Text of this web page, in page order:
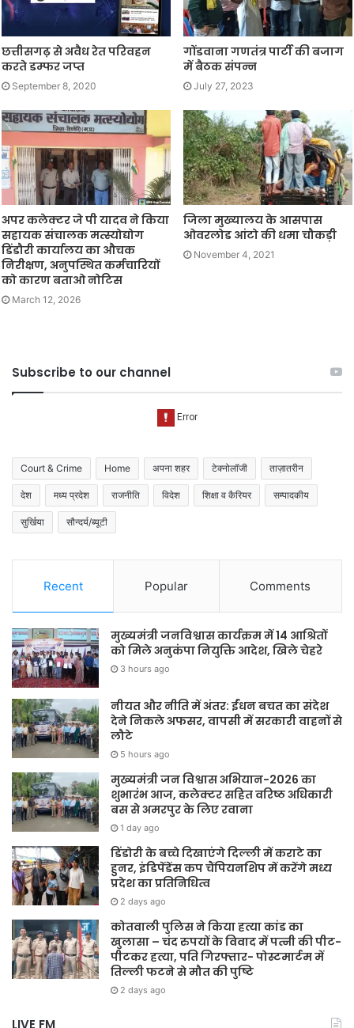
छत्तीसगढ़ से अवैध रेत परिवहन
करते डम्फर जप्त
September 8, 2020
गोंडवाना गणतंत्र पार्टी की बजाग
में बैठक संपन्न
July 27, 2023
अपर कलेक्टर जे पी यादव ने किया
सहायक संचालक मत्स्योद्योग
डिंडौरी कार्यालय का औचक
निरीक्षण, अनुपस्थित कर्मचारियों
को कारण बताओ नोटिस
March 12, 2026
जिला मुख्यालय के आसपास
ओवरलोड आंटो की धमा चौकड़ी
November 4, 2021
Subscribe to our channel
Court & Crime Home अपना शहर टेक्नोलॉजी ताज़ातरीन
देश मध्य प्रदेश राजनीति विदेश शिक्षा व कैरियर सम्पादकीय
सुर्खिया सौन्दर्य/ब्यूटी
Recent Popular Comments
मुख्यमंत्री जनविश्वास कार्यक्रम में 14 आश्रितों
को मिले अनुकंपा नियुक्ति आदेश, खिले चेहरे
3 hours ago
नीयत और नीति में अंतर: ईंधन बचत का संदेश
देने निकले अफसर, वापसी में सरकारी वाहनों से
लौटे
5 hours ago
मुख्यमंत्री जन विश्वास अभियान-2026 का
शुभारंभ आज, कलेक्टर सहित वरिष्ठ अधिकारी
बस से अमरपुर के लिए रवाना
1 day ago
डिंडोरी के बच्चे दिखाएंगे दिल्ली में कराटे का
हुनर, इंडिपेंडेंस कप चैंपियनशिप में करेंगे मध्य
प्रदेश का प्रतिनिधित्व
2 days ago
कोतवाली पुलिस ने किया हत्या कांड का
खुलासा – चंद रुपयों के विवाद में पत्नी की पीट-
पीटकर हत्या, पति गिरफ्तार- पोस्टमार्टम में
तिल्ली फटने से मौत की पुष्टि
2 days ago
LIVE FM